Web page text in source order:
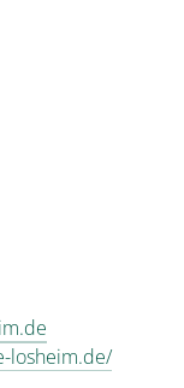
losheim.de/